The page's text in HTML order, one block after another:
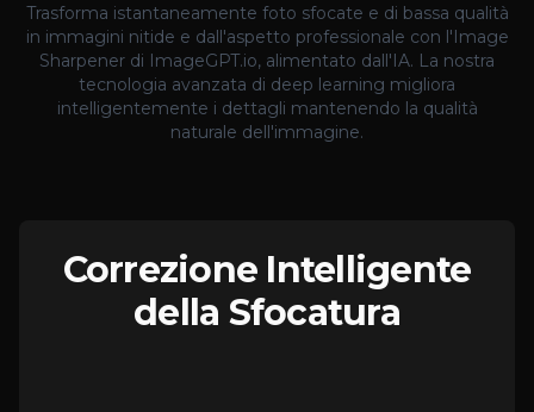
Trasforma istantaneamente foto sfocate e di bassa qualità
in immagini nitide e dall'aspetto professionale con l'Image
Sharpener di ImageGPT.io, alimentato dall'IA. La nostra
tecnologia avanzata di deep learning migliora
intelligentemente i dettagli mantenendo la qualità
naturale dell'immagine.
Correzione Intelligente
della Sfocatura